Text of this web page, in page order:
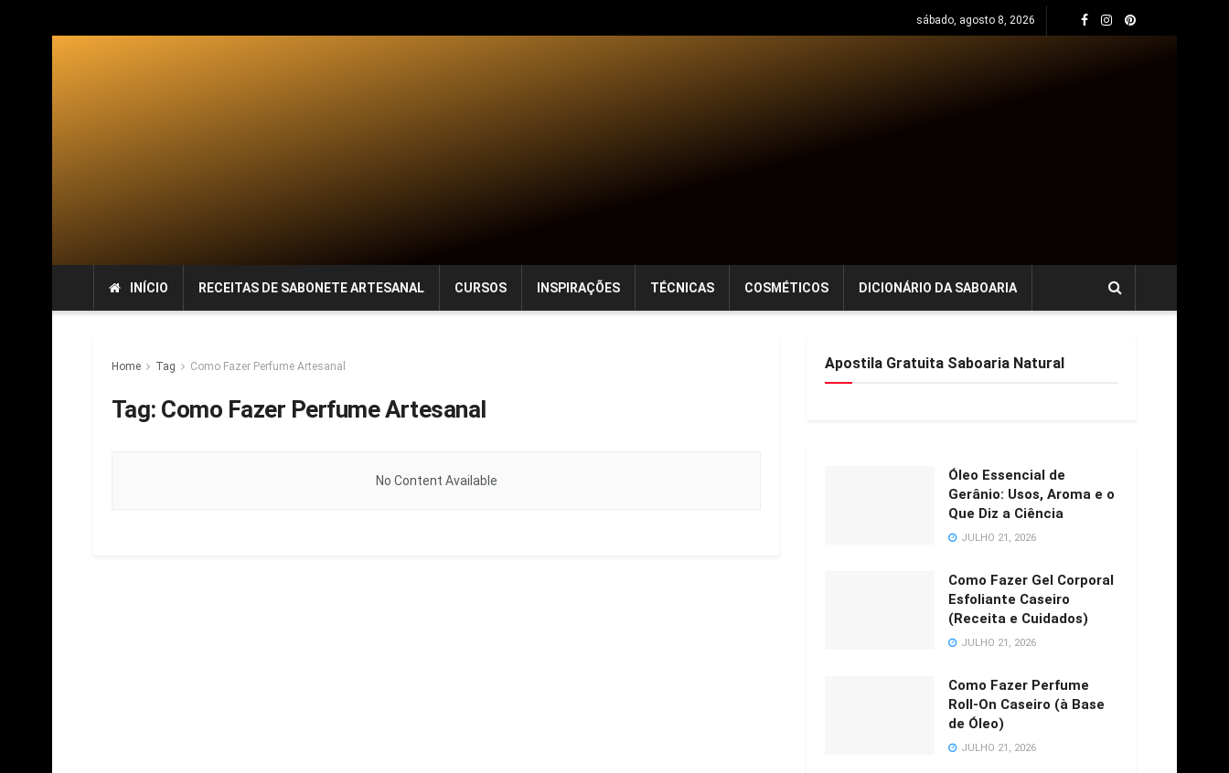
sábado, agosto 8, 2026
INÍCIO RECEITAS DE SABONETE ARTESANAL CURSOS INSPIRAÇÕES TÉCNICAS COSMÉTICOS DICIONÁRIO DA SABOARIA
Home Tag Como Fazer Perfume Artesanal
Tag: Como Fazer Perfume Artesanal
No Content Available
Apostila Gratuita Saboaria Natural
Óleo Essencial de
Gerânio: Usos, Aroma e o
Que Diz a Ciência
JULHO 21, 2026
Como Fazer Gel Corporal
Esfoliante Caseiro
(Receita e Cuidados)
JULHO 21, 2026
Como Fazer Perfume
Roll-On Caseiro (à Base
de Óleo)
JULHO 21, 2026